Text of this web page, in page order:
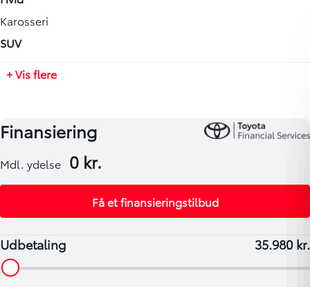
Karosseri
SUV
Tilkoblingsvægt med bremser
-
+ Vis flere